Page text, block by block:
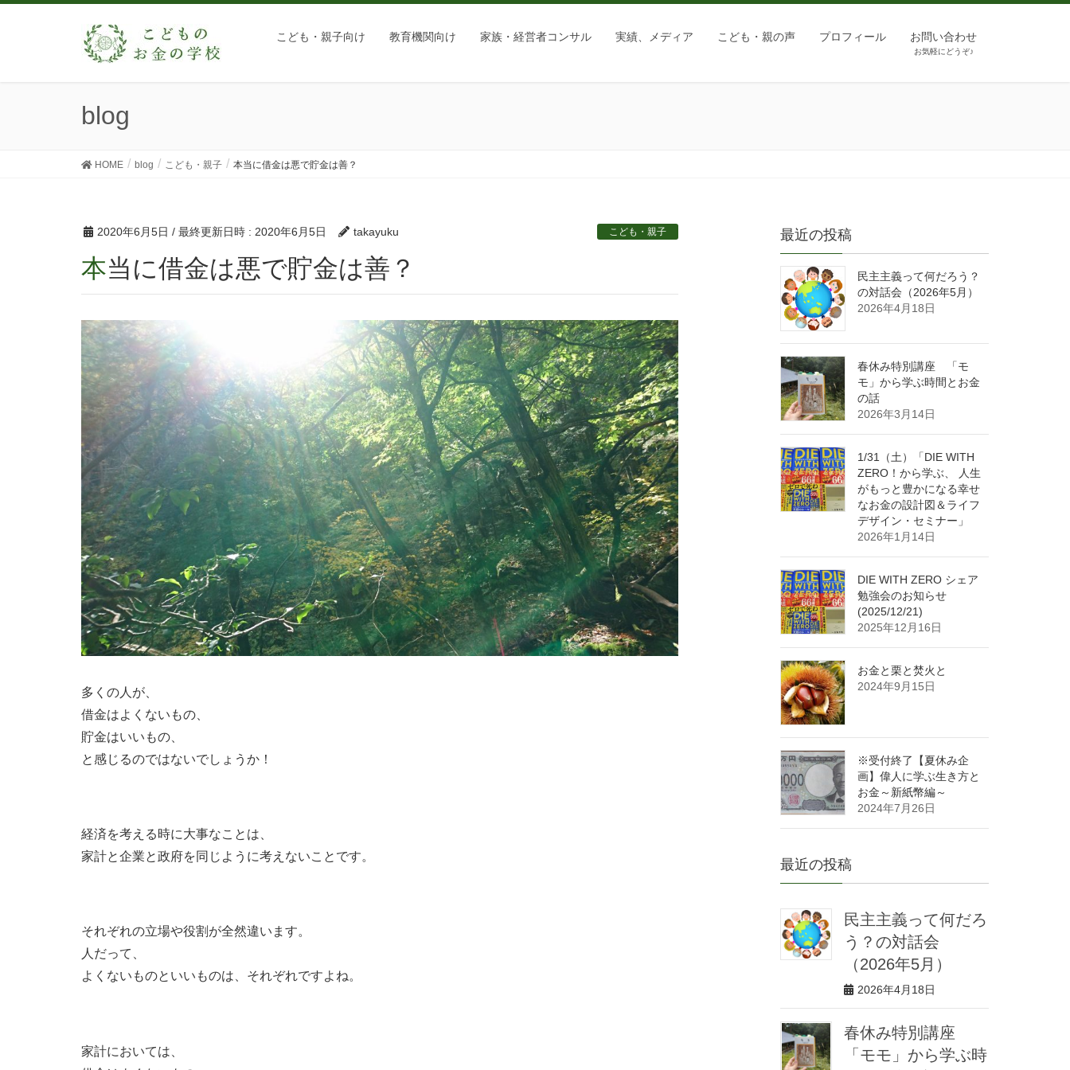
こども・親子向け 教育機関向け 家族・経営者コンサル 実績、メディア こども・親の声 プロフィール お問い合わせ
お気軽にどうぞ♪
blog
HOME blog こども・親子 本当に借金は悪で貯金は善？
2020年6月5日 / 最終更新日時 : 2020年6月5日 takayuku こども・親子
本当に借金は悪で貯金は善？
多くの人が、
借金はよくないもの、
貯金はいいもの、
と感じるのではないでしょうか！
経済を考える時に大事なことは、
家計と企業と政府を同じように考えないことです。
それぞれの立場や役割が全然違います。
人だって、
よくないものといいものは、それぞれですよね。
家計においては、
最近の投稿
民主主義って何だろう？
の対話会（2026年5月）
2026年4月18日
春休み特別講座 「モ
モ」から学ぶ時間とお金
の話
2026年3月14日
1/31（土）「DIE WITH
ZERO！から学ぶ、 人生
がもっと豊かになる幸せ
なお金の設計図＆ライフ
デザイン・セミナー」
2026年1月14日
DIE WITH ZERO シェア
勉強会のお知らせ
(2025/12/21)
2025年12月16日
お金と栗と焚火と
2024年9月15日
※受付終了【夏休み企
画】偉人に学ぶ生き方と
お金～新紙幣編～
2024年7月26日
最近の投稿
民主主義って何だろ
う？の対話会
（2026年5月）
2026年4月18日
春休み特別講座
「モモ」から学ぶ時